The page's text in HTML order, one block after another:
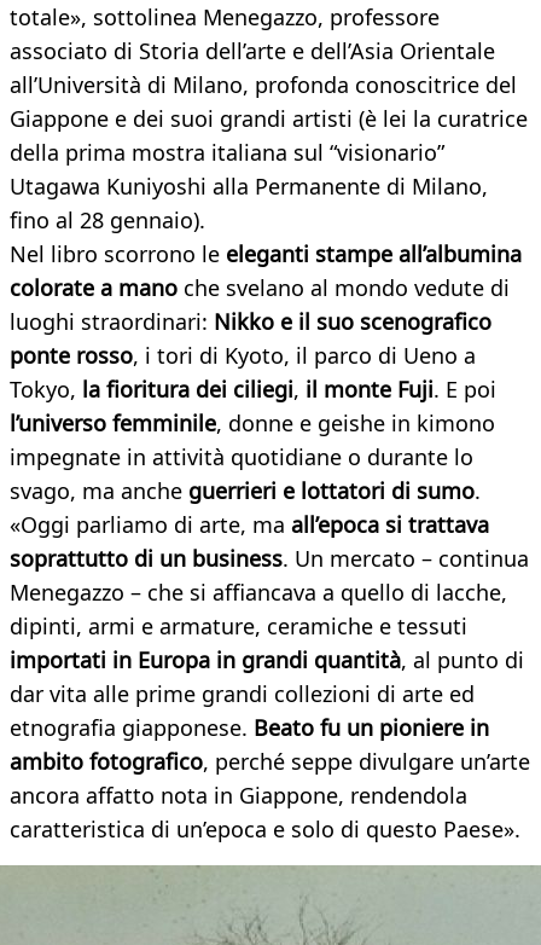
totale», sottolinea Menegazzo, professore
associato di Storia dell’arte e dell’Asia Orientale
all’Università di Milano, profonda conoscitrice del
Giappone e dei suoi grandi artisti (è lei la curatrice
della prima mostra italiana sul “visionario”
Utagawa Kuniyoshi alla Permanente di Milano,
fino al 28 gennaio).
Nel libro scorrono le eleganti stampe all’albumina
colorate a mano che svelano al mondo vedute di
luoghi straordinari: Nikko e il suo scenografico
ponte rosso, i tori di Kyoto, il parco di Ueno a
Tokyo, la fioritura dei ciliegi, il monte Fuji. E poi
l’universo femminile, donne e geishe in kimono
impegnate in attività quotidiane o durante lo
svago, ma anche guerrieri e lottatori di sumo.
«Oggi parliamo di arte, ma all’epoca si trattava
soprattutto di un business. Un mercato – continua
Menegazzo – che si affiancava a quello di lacche,
dipinti, armi e armature, ceramiche e tessuti
importati in Europa in grandi quantità, al punto di
dar vita alle prime grandi collezioni di arte ed
etnografia giapponese. Beato fu un pioniere in
ambito fotografico, perché seppe divulgare un’arte
ancora affatto nota in Giappone, rendendola
caratteristica di un’epoca e solo di questo Paese».